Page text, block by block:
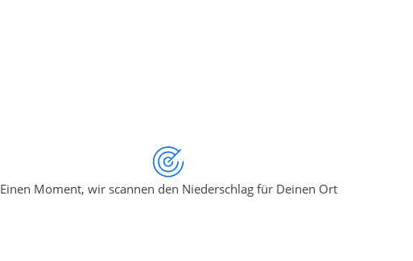
Einen Moment, wir scannen den Niederschlag für Deinen Ort